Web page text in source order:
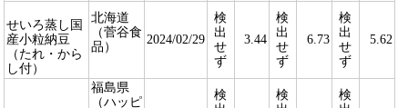
せいろ蒸し国
産小粒納豆
（たれ・から
し付）
北海道
（菅谷食
品）
2024/02/29
検
出
せ
ず
3.44
検
出
せ
ず
6.73
検
出
せ
ず
5.62
福島県
（ハッピ
検
検
検